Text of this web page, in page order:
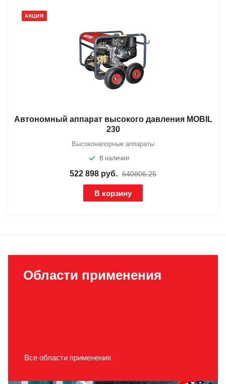
АКЦИЯ
Автономный аппарат высокого давления MOBIL
230
Высоконапорные аппараты
В наличии
522 898 руб. 640806.25
В корзину
Области применения
Все области применения